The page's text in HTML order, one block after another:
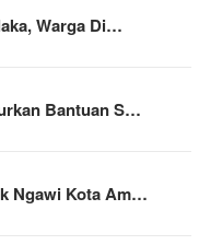
Warga Di…
Bantuan S…
Ngawi Kota Am…